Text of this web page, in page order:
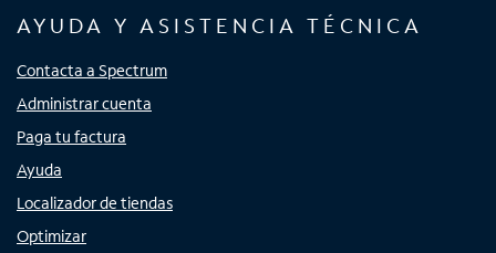
AYUDA Y ASISTENCIA TÉCNICA
Contacta a Spectrum
Administrar cuenta
Paga tu factura
Ayuda
Localizador de tiendas
Optimizar